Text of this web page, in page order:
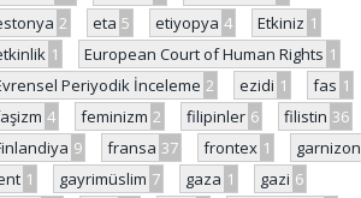
2 eta 5 etiyopya 4 Etkiniz 1
1 European Court of Human Rights 1
Periyodik İnceleme 2 ezidi 1 fas 1
4 feminizm 2 filipinler 6 filistin 36
9 fransa 37 frontex 1
garnizon
1 gayrimüslim 7 gaza 1 gazi 6